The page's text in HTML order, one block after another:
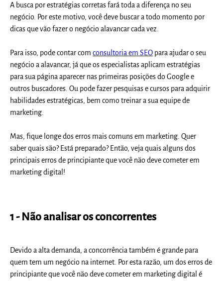
A busca por estratégias corretas fará toda a diferença no seu
negócio. Por este motivo, você deve buscar a todo momento por
dicas que vão fazer o negócio alavancar cada vez.
Para isso, pode contar comconsultoria em SEO para ajudar o seu
negócio a alavancar, já que os especialistas aplicam estratégias
para sua página aparecer nas primeiras posições do Google e
outros buscadores. Ou pode fazer pesquisas e cursos para adquirir
habilidades estratégicas, bem como treinar a sua equipe de
marketing.
Mas, fique longe dos erros mais comuns em marketing. Quer
saber quais são? Está preparado? Então, veja quais alguns dos
principais erros de principiante que você não deve cometer em
marketing digital!
1 - Não analisar os concorrentes
Devido a alta demanda, a concorrência também é grande para
quem tem um negócio na internet. Por esta razão, um dos erros de
principiante que você não deve cometer em marketing digital é